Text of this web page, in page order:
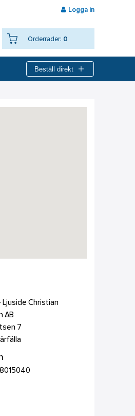
Logga in
Orderrader: 0
Beställ direkt
Ljuside Christian
AB
7